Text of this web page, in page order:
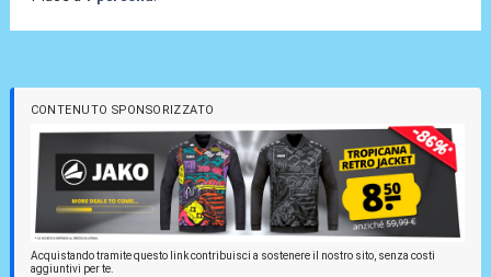
CONTENUTO SPONSORIZZATO
Acquistando tramite questo link contribuisci a sostenere il nostro sito, senza costi
aggiuntivi per te.